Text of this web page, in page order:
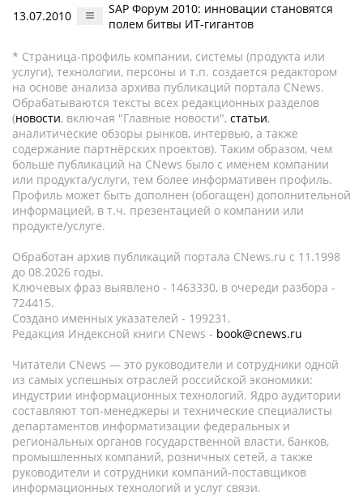
13.07.2010
SAP Форум 2010: инновации становятся
полем битвы ИТ-гигантов
* Страница-профиль компании, системы (продукта или
услуги), технологии, персоны и т.п. создается редактором
на основе анализа архива публикаций портала CNews.
Обрабатываются тексты всех редакционных разделов
(новости, включая "Главные новости", статьи,
аналитические обзоры рынков, интервью, а также
содержание партнёрских проектов). Таким образом, чем
больше публикаций на CNews было с именем компании
или продукта/услуги, тем более информативен профиль.
Профиль может быть дополнен (обогащен) дополнительной
информацией, в т.ч. презентацией о компании или
продукте/услуге.
Обработан архив публикаций портала CNews.ru c 11.1998
до 08.2026 годы.
Ключевых фраз выявлено - 1463330, в очереди разбора -
724415.
Создано именных указателей - 199231.
Редакция Индексной книги CNews - book@cnews.ru
Читатели CNews — это руководители и сотрудники одной
из самых успешных отраслей российской экономики:
индустрии информационных технологий. Ядро аудитории
составляют топ-менеджеры и технические специалисты
департаментов информатизации федеральных и
региональных органов государственной власти, банков,
промышленных компаний, розничных сетей, а также
руководители и сотрудники компаний-поставщиков
информационных технологий и услуг связи.